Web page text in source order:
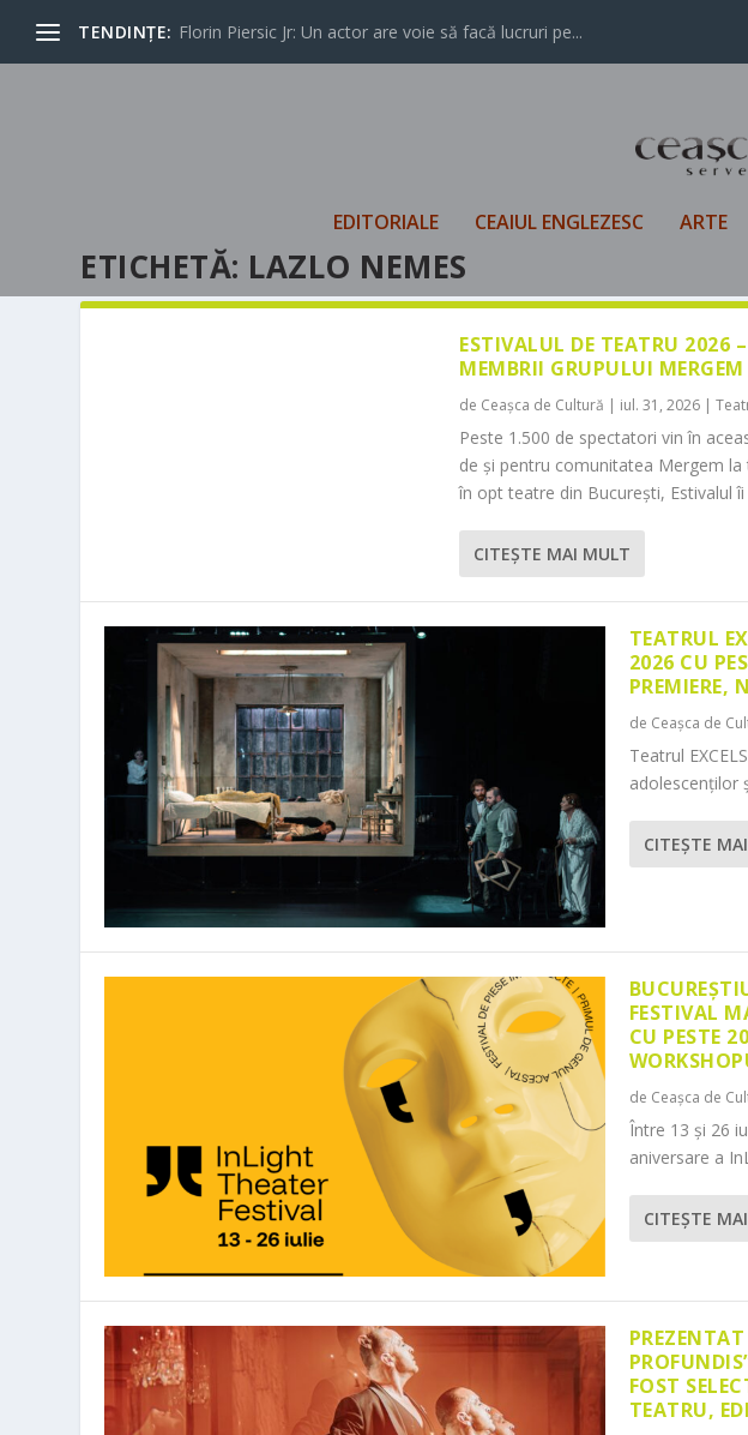
TENDINȚE: Florin Piersic Jr: Un actor are voie să facă lucruri pe...
EDITORIALE CEAIUL ENGLEZESC ARTE
ETICHETĂ: LAZLO NEMES
ESTIVALUL DE TEATRU 2026
MEMBRII GRUPULUI
de Ceașca de Cultură | iul. 31, 2026 |
Peste 1.500 de spectatori vin în
de și pentru comunitatea Mergem
în opt teatre din București, Estivalul îi
CITEŞTE MAI MULT
TEATRUL
2026 CU
PREMIERE,
de Ceașca de
Teatrul
adolescenților
CITEŞTE
FESTIVAL
CU PESTE
de Ceașca de
Între 13 și 26
aniversare a
CITEŞTE
FOST
TEATRU,